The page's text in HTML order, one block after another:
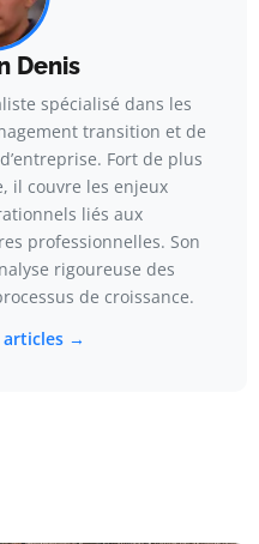
Denis
spécialisé dans les
transition et de
Fort de plus
il couvre les enjeux
liés aux
professionnelles. Son
rigoureuse des
de croissance.
articles →